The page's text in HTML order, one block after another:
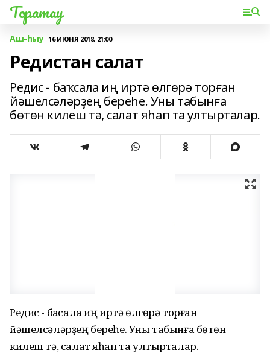
Торатау
Аш-һыу 16 ИЮНЯ 2018, 21:00
Редистан салат
Редис - баҡсала иң иртә өлгөрә торған
йәшелсәләрҙең береһе. Уны табынға
бөтөн килеш тә, салат яһап та ултырталар.
Редис - баҡсала иң иртә өлгөрә торған
йәшелсәләрҙең береһе. Уны табынға бөтөн
килеш тә, салат яһап та ултырталар.